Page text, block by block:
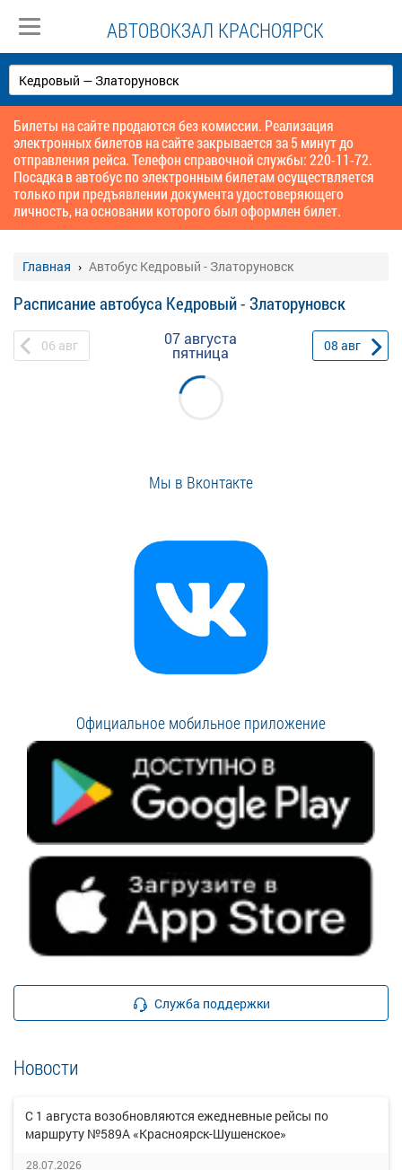
АВТОВОКЗАЛ КРАСНОЯРСК
Билеты на сайте продаются без комиссии. Реализация
электронных билетов на сайте закрывается за 5 минут до
отправления рейса. Телефон справочной службы: 220-11-72.
Посадка в автобус по электронным билетам осуществляется
только при предъявлении документа удостоверяющего
личность, на основании которого был оформлен билет.
Главная Автобус Кедровый - Златоруновск
Расписание автобуса Кедровый - Златоруновск
06 авг 07 августа
пятница 08 авг
Мы в Вконтакте
Официальное мобильное приложение
Служба поддержки
Новости
С 1 августа возобновляются ежедневные рейсы по
маршруту №589А «Красноярск-Шушенское»
28.07.2026